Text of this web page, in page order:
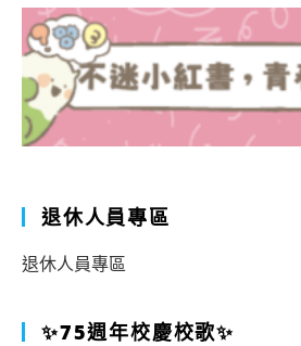
退休人員專區
退休人員專區
✨75週年校慶校歌✨